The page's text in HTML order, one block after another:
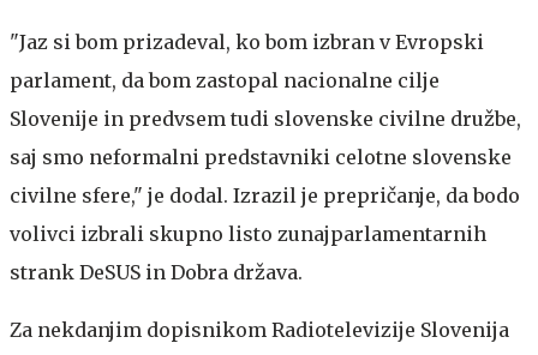
"Jaz si bom prizadeval, ko bom izbran v Evropski
parlament, da bom zastopal nacionalne cilje
Slovenije in predvsem tudi slovenske civilne družbe,
saj smo neformalni predstavniki celotne slovenske
civilne sfere," je dodal. Izrazil je prepričanje, da bodo
volivci izbrali skupno listo zunajparlamentarnih
strank DeSUS in Dobra država.
Za nekdanjim dopisnikom Radiotelevizije Slovenija